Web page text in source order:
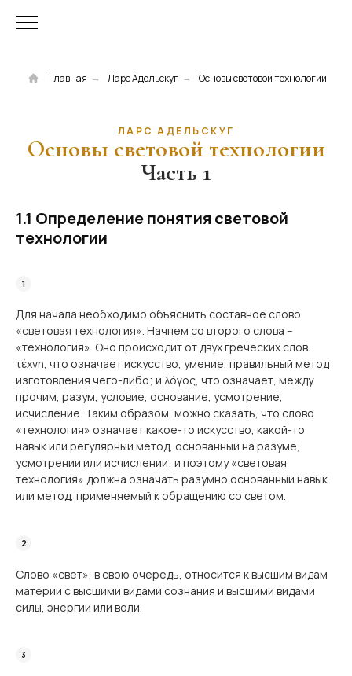
Главная → Ларс Адельскуг → Основы световой технологии
ЛАРС АДЕЛЬСКУГ
Основы световой технологии
Часть 1
1.1 Определение понятия световой
технологии
Для начала необходимо объяснить составное слово
«световая технология». Начнем со второго слова –
«технология». Оно происходит от двух греческих слов:
τέχνη, что означает искусство, умение, правильный метод
изготовления чего-либо; и λόγος, что означает, между
прочим, разум, условие, основание, усмотрение,
исчисление. Таким образом, можно сказать, что слово
«технология» означает какое-то искусство, какой-то
навык или регулярный метод, основанный на разуме,
усмотрении или исчислении; и поэтому «световая
технология» должна означать разумно основанный навык
или метод, применяемый к обращению со светом.
Слово «свет», в свою очередь, относится к высшим видам
материи с высшими видами сознания и высшими видами
силы, энергии или воли.